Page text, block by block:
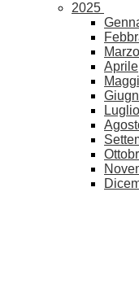
2025
Marzo
Aprile
Luglio